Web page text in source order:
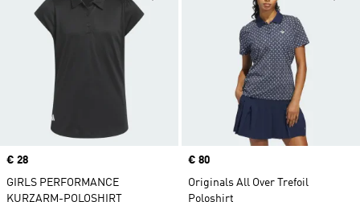
Price
€ 28
GIRLS PERFORMANCE
KURZARM-POLOSHIRT
Price
€ 80
Originals All Over Trefoil
Poloshirt